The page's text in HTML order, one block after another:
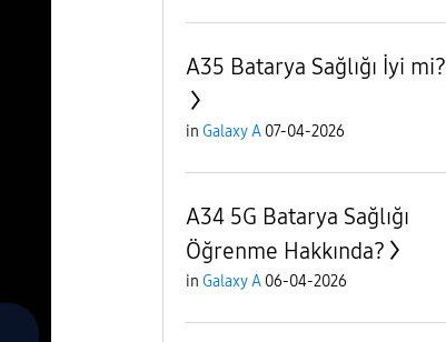
A35 Batarya Sağlığı İyi mi?
in Galaxy A 07-04-2026
A34 5G Batarya Sağlığı
Öğrenme Hakkında?
in Galaxy A 06-04-2026